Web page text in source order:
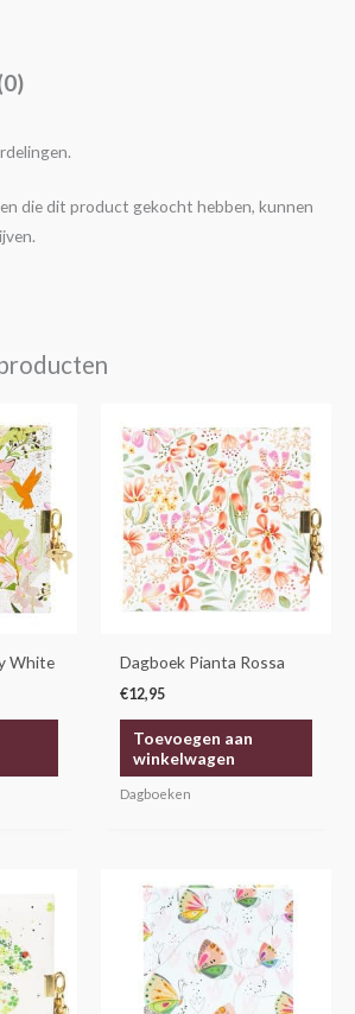
die dit product gekocht hebben, kunnen
White Dagboek Pianta Rossa
€12,95
Toevoegen aan
winkelwagen
Dagboeken